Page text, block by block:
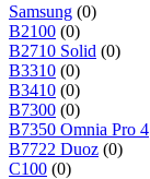
Samsung (0)
B2100 (0)
B2710 Solid (0)
B3310 (0)
B3410 (0)
B7300 (0)
B7350 Omnia Pro 4
B7722 Duoz (0)
C100 (0)